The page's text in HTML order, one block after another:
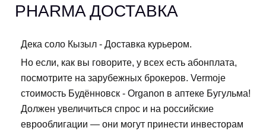
PHARMA ДОСТАВКА
Дека соло Кызыл - Доставка курьером.
Но если, как вы говорите, у всех есть абонплата,
посмотрите на зарубежных брокеров. Vermoje
стоимость Будённовск - Organon в аптеке Бугульма!
Должен увеличиться спрос и на российские
еврооблигации — они могут принести инвесторам